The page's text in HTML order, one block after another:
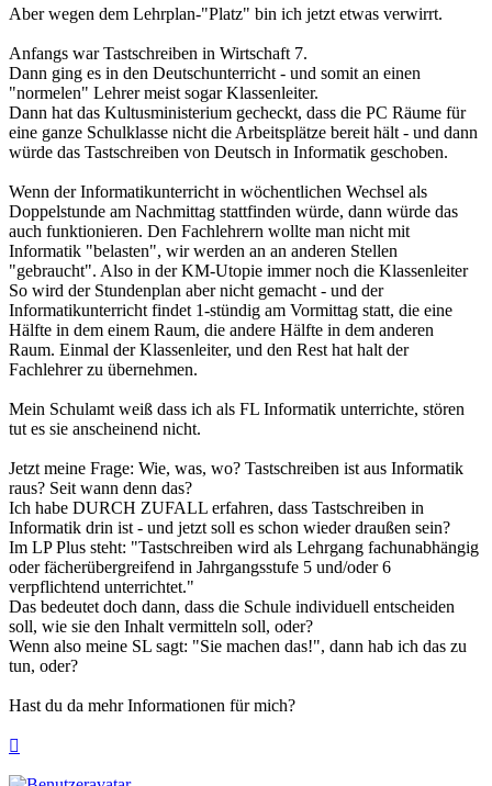
Aber wegen dem Lehrplan-"Platz" bin ich jetzt etwas verwirrt.
Anfangs war Tastschreiben in Wirtschaft 7.
Dann ging es in den Deutschunterricht - und somit an einen
"normelen" Lehrer meist sogar Klassenleiter.
Dann hat das Kultusministerium gecheckt, dass die PC Räume für
eine ganze Schulklasse nicht die Arbeitsplätze bereit hält - und dann
würde das Tastschreiben von Deutsch in Informatik geschoben.
Wenn der Informatikunterricht in wöchentlichen Wechsel als
Doppelstunde am Nachmittag stattfinden würde, dann würde das
auch funktionieren. Den Fachlehrern wollte man nicht mit
Informatik "belasten", wir werden an an anderen Stellen
"gebraucht". Also in der KM-Utopie immer noch die Klassenleiter
So wird der Stundenplan aber nicht gemacht - und der
Informatikunterricht findet 1-stündig am Vormittag statt, die eine
Hälfte in dem einem Raum, die andere Hälfte in dem anderen
Raum. Einmal der Klassenleiter, und den Rest hat halt der
Fachlehrer zu übernehmen.
Mein Schulamt weiß dass ich als FL Informatik unterrichte, stören
tut es sie anscheinend nicht.
Jetzt meine Frage: Wie, was, wo? Tastschreiben ist aus Informatik
raus? Seit wann denn das?
Ich habe DURCH ZUFALL erfahren, dass Tastschreiben in
Informatik drin ist - und jetzt soll es schon wieder draußen sein?
Im LP Plus steht: "Tastschreiben wird als Lehrgang fachunabhängig
oder fächerübergreifend in Jahrgangsstufe 5 und/oder 6
verpflichtend unterrichtet."
Das bedeutet doch dann, dass die Schule individuell entscheiden
soll, wie sie den Inhalt vermitteln soll, oder?
Wenn also meine SL sagt: "Sie machen das!", dann hab ich das zu
tun, oder?
Hast du da mehr Informationen für mich?